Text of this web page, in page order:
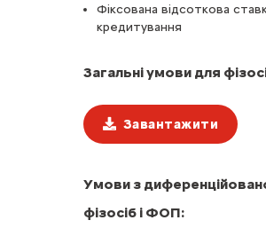
Фіксована відсоткова
кредитування
Загальні умови для
Завантажити
Умови з
фізосіб і ФОП: